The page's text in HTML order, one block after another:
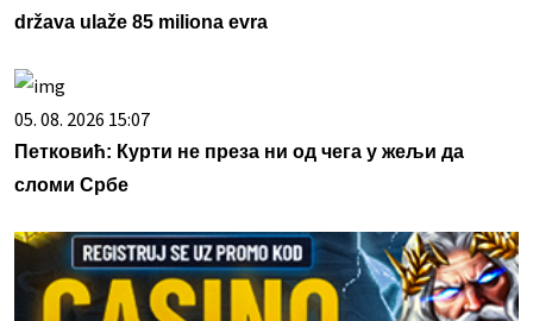
država ulaže 85 miliona evra
05. 08. 2026 15:07
Петковић: Курти не преза ни од чега у жељи да
сломи Србе